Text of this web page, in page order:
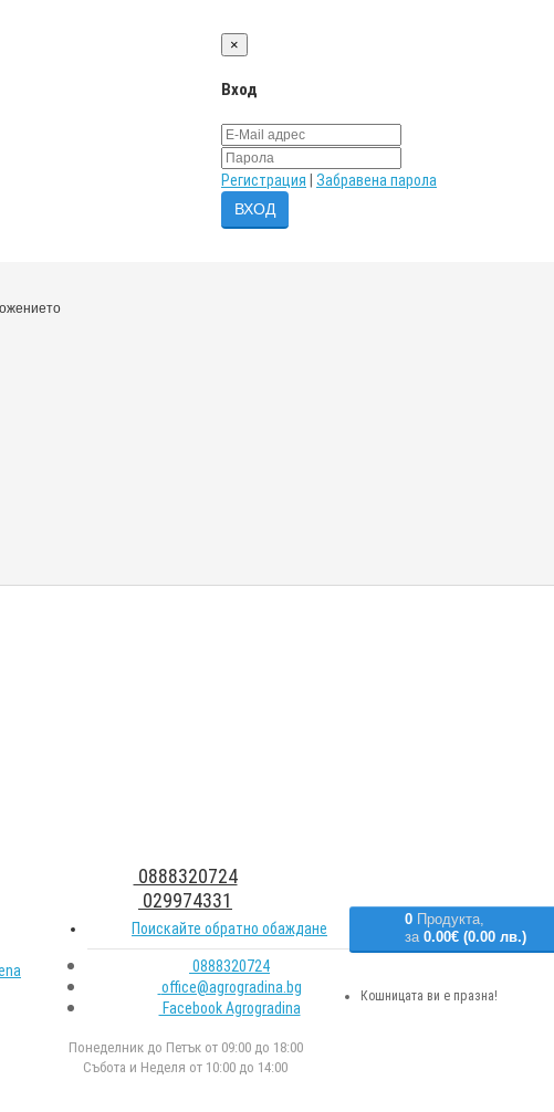
×
Вход
Регистрация Забравена парола
0888320724
029974331
Поискайте обратно обаждане
0888320724
office@agrogradina.bg
Facebook Agrogradina
Понеделник до Петък от 09:00 до 18:00
Събота и Неделя от 10:00 до 14:00
0 Продукта,
за 0.00€ (0.00 лв.)
Кошницата ви е празна!